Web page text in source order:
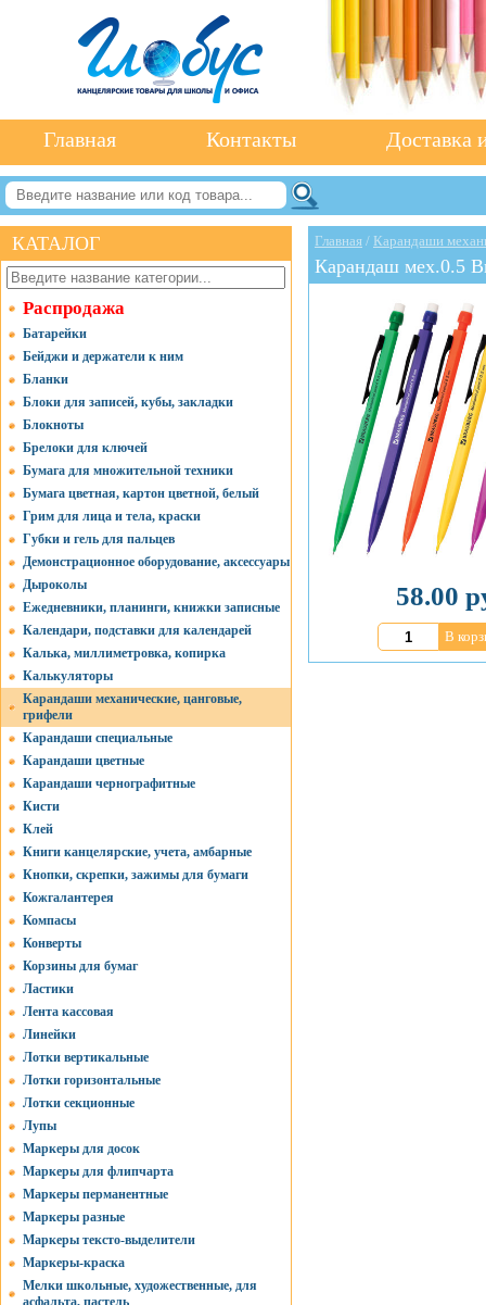
Главная Контакты Доставка
КАТАЛОГ
Распродажа
Батарейки
Бейджи и держатели к ним
Бланки
Блоки для записей, кубы, закладки
Блокноты
Брелоки для ключей
Бумага для множительной техники
Бумага цветная, картон цветной, белый
Грим для лица и тела, краски
Губки и гель для пальцев
Демонстрационное оборудование, аксессуары
Дыроколы
Ежедневники, планинги, книжки записные
Календари, подставки для календарей
Калька, миллиметровка, копирка
Калькуляторы
Карандаши механические, цанговые,
грифели
Карандаши специальные
Карандаши цветные
Карандаши чернографитные
Кисти
Клей
Книги канцелярские, учета, амбарные
Кнопки, скрепки, зажимы для бумаги
Кожгалантерея
Компасы
Конверты
Корзины для бумаг
Ластики
Лента кассовая
Линейки
Лотки вертикальные
Лотки горизонтальные
Лотки секционные
Лупы
Маркеры для досок
Маркеры для флипчарта
Маркеры перманентные
Маркеры разные
Маркеры тексто-выделители
Маркеры-краска
Мелки школьные, художественные, для
асфальта, пастель
Главная / Карандаши
Карандаш мех.0.5
58.00
В